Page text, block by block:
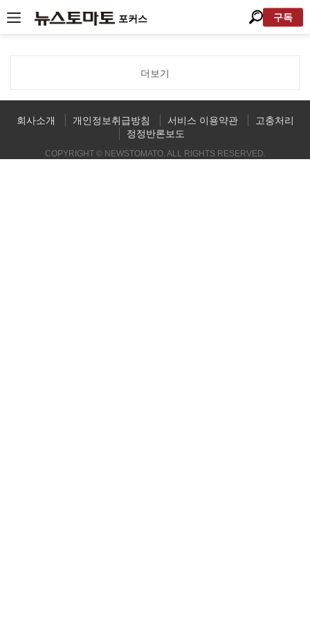
포커스 구독
더보기
회사소개 개인정보취급방침 서비스 이용약관
고충처리
정정반론보도
COPYRIGHT © NEWSTOMATO. ALL RIGHTS RESERVED.